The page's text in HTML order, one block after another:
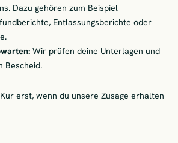
Dazu gehören zum Beispiel
Entlassungsberichte oder
Wir prüfen deine Unterlagen und
Bescheid.
erst, wenn du unsere Zusage erhalten